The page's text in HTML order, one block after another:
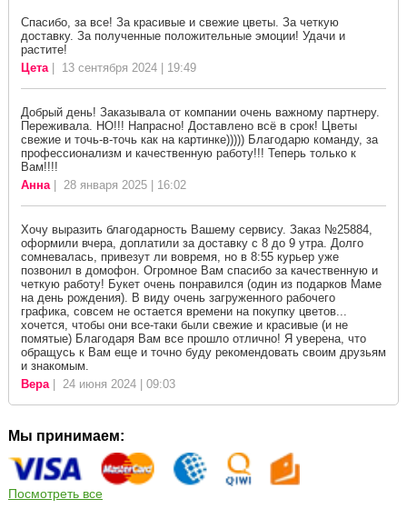
Спасибо, за все! За красивые и свежие цветы. За четкую
доставку. За полученные положительные эмоции! Удачи и
растите!
Цета| 13 сентября 2024 | 19:49
Добрый день! Заказывала от компании очень важному партнеру.
Переживала. НО!!! Напрасно! Доставлено всё в срок! Цветы
свежие и точь-в-точь как на картинке))))) Благодарю команду, за
профессионализм и качественную работу!!! Теперь только к
Вам!!!!
Анна| 28 января 2025 | 16:02
Хочу выразить благодарность Вашему сервису. Заказ №25884,
оформили вчера, доплатили за доставку с 8 до 9 утра. Долго
сомневалась, привезут ли вовремя, но в 8:55 курьер уже
позвонил в домофон. Огромное Вам спасибо за качественную и
четкую работу! Букет очень понравился (один из подарков Маме
на день рождения). В виду очень загруженного рабочего
графика, совсем не остается времени на покупку цветов...
хочется, чтобы они все-таки были свежие и красивые (и не
помятые) Благодаря Вам все прошло отлично! Я уверена, что
обращусь к Вам еще и точно буду рекомендовать своим друзьям
и знакомым.
Вера| 24 июня 2024 | 09:03
Мы принимаем:
Посмотреть все